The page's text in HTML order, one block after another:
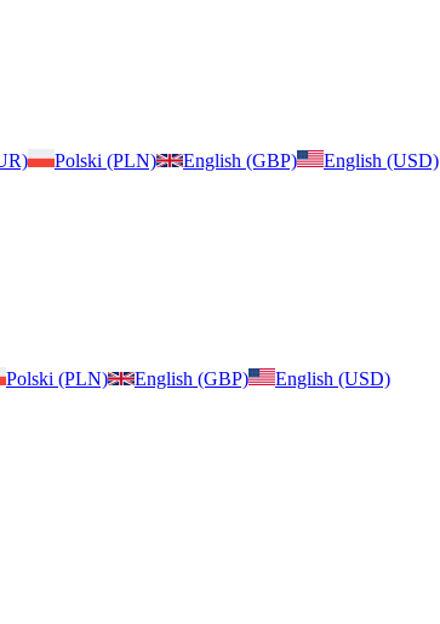
Polski (PLN) English (GBP) English (USD)
Polski (PLN) English (GBP)
English (USD)